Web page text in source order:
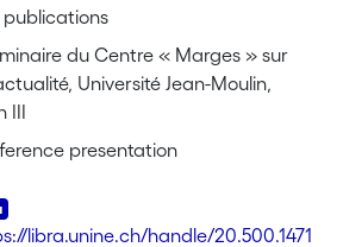
publications
du Centre « Marges » sur
Université Jean-Moulin,
III
presentation
libra.unine.ch/handle/20.500.1471